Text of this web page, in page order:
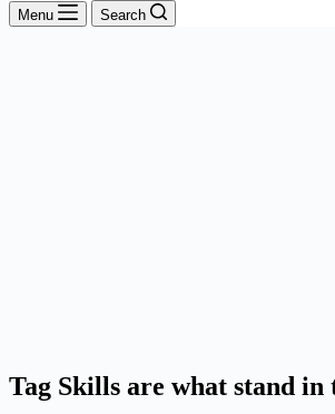
Menu Search
Tag Skills are what stand